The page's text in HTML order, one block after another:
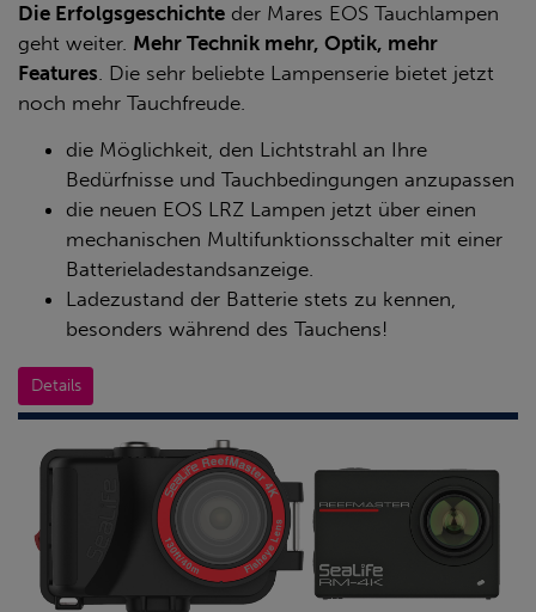
Die Erfolgsgeschichte der Mares EOS Tauchlampen
geht weiter. Mehr Technik mehr, Optik, mehr
Features. Die sehr beliebte Lampenserie bietet jetzt
noch mehr Tauchfreude.
die Möglichkeit, den Lichtstrahl an Ihre
Bedürfnisse und Tauchbedingungen anzupassen
die neuen EOS LRZ Lampen jetzt über einen
mechanischen Multifunktionsschalter mit einer
Batterieladestandsanzeige.
Ladezustand der Batterie stets zu kennen,
besonders während des Tauchens!
Details